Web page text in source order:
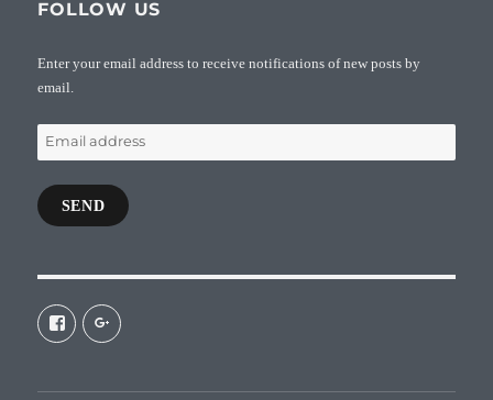
FOLLOW US
Enter your email address to receive notifications of new posts by
email.
Email
address
SEND
View
galaxiepasteur’s
profile
View
112462204827863790232’s